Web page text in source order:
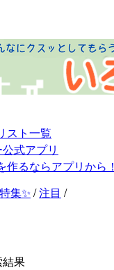
スト一覧
式アプリ
作るならアプリから！
特集✨ /注目 /
果